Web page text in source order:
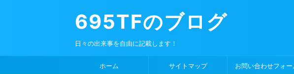
695TFのブログ
日々の出来事を自由に記載します！
ホーム サイトマップ お問い合わせフォー